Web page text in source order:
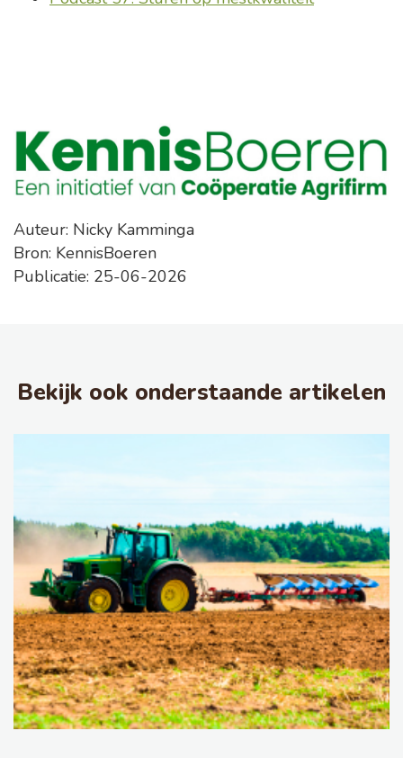
Auteur: Nicky Kamminga
Bron: KennisBoeren
Publicatie: 25-06-2026
Bekijk ook onderstaande artikelen